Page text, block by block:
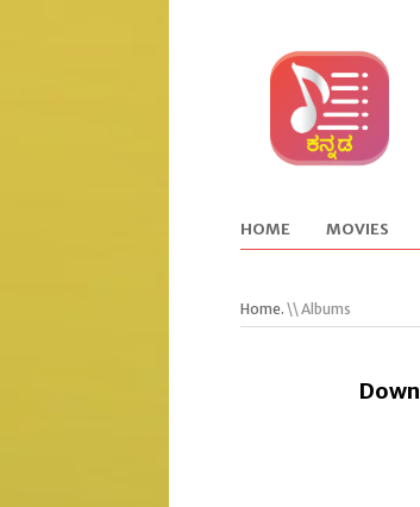
HOME MOVIES
Home. \\ Albums